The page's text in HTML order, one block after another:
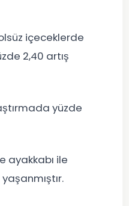
içeceklerde
2,40 artış
yüzde
ayakkabı ile